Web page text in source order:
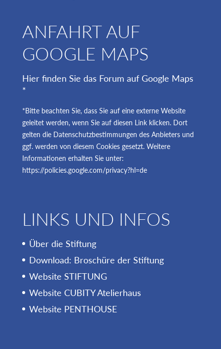
ANFAHRT AUF
GOOGLE MAPS
Hier finden Sie das Forum auf Google Maps
*
*Bitte beachten Sie, dass Sie auf eine externe Website
geleitet werden, wenn Sie auf diesen Link klicken. Dort
gelten die Datenschutzbestimmungen des Anbieters und
ggf. werden von diesem Cookies gesetzt. Weitere
Informationen erhalten Sie unter:
https://policies.google.com/privacy?hl=de
LINKS UND INFOS
Über die Stiftung
Download: Broschüre der Stiftung
Website STIFTUNG
Website CUBITY Atelierhaus
Website PENTHOUSE